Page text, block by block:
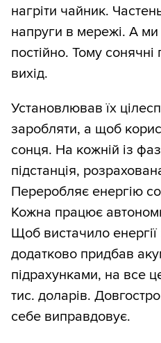
нагріти чайник.
напруги в мережі. А
постійно. Тому
вихід.
Установлював їх
заробляти, а щоб
сонця. На кожній із фаз
підстанція,
Переробляє енергію
Кожна працює
Щоб вистачило
додатково придбав
підрахунками, на все
тис. доларів.
себе виправдовує.